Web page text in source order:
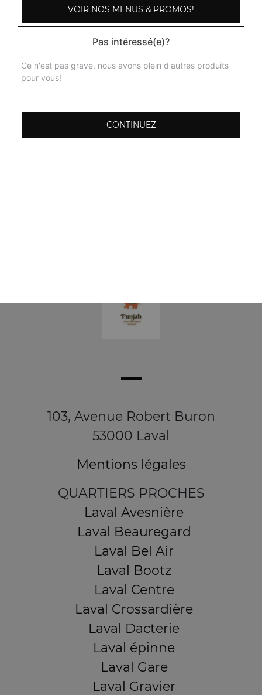
Curry de poulet, aubergines hachées grillés aux épices
indiennes + 1 potion de riz basmati
15.00 €
Poulet roganjosh
basmati
15.00 €
103, Avenue Robert Buron
53000 Laval
Mentions légales
QUARTIERS PROCHES
Laval Avesnière
Laval Beauregard
Laval Bel Air
Laval Bootz
Laval Centre
Laval Crossardière
Laval Dacterie
Laval épinne
Laval Gare
Laval Gravier
VOIR NOS MENUS & PROMOS!
Pas intéressé(e)?
Ce n'est pas grave, nous avons plein d'autres produits
pour vous!
CONTINUEZ